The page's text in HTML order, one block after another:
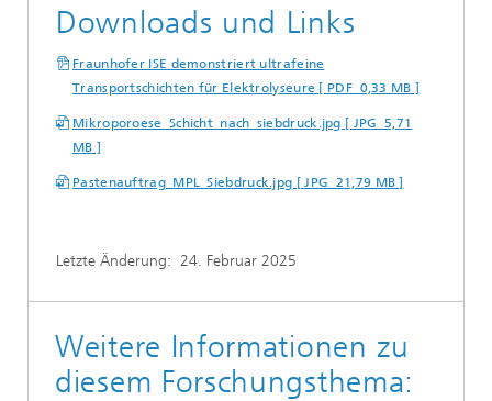
Downloads und Links
Fraunhofer ISE demonstriert ultrafeine
Transportschichten für Elektrolyseure [ PDF 0,33 MB ]
Mikroporoese_Schicht_nach_siebdruck.jpg [ JPG 5,71
MB ]
Pastenauftrag_MPL_Siebdruck.jpg [ JPG 21,79 MB ]
Letzte Änderung: 24. Februar 2025
Weitere Informationen zu
diesem Forschungsthema: